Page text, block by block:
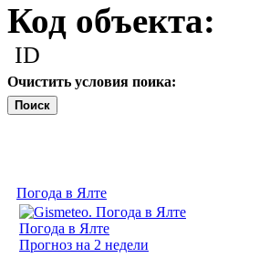
Код объекта:
ID
Очистить условия поика:
Поиск
Погода в Ялте
Погода в Ялте
Прогноз на 2 недели